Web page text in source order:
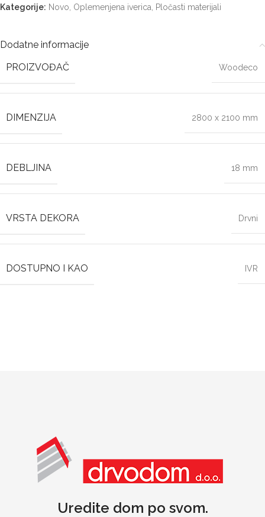
Kategorije: Novo Oplemenjena iverica Pločasti materijali
Dodatne informacije
PROIZVOĐAČ
Woodeco
DIMENZIJA 2800 x 2100 mm
DEBLJINA 18 mm
VRSTA DEKORA Drvni
DOSTUPNO I KAO IVR
Uredite dom po svom.